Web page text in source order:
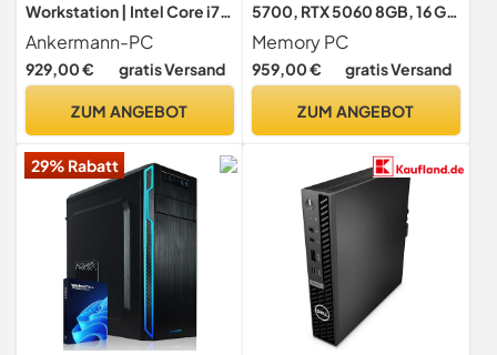
Workstation | Intel Core i7-
8700 | Nvidia GeForce
Quadro M4000 8GB | 32GB
RAM | 1TB NVMe SSD |
Office
Ankermann-PC
929,00 € gratis Versand
ZUM ANGEBOT
5700, RTX 5060 8GB, 16 GB
DDR4 RAM High Speed, 1TB
M.2 SSD, Windows 11 Pro,
WLAN - GamerPC für 1080P
Memory PC
959,00 € gratis Versand
ZUM ANGEBOT
29% Rabatt